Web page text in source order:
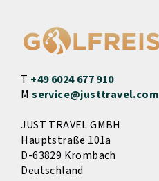
T +49 6024 677 910
Mservice@justtravel.com
JUST TRAVEL GMBH
Hauptstraße 101a
D-63829 Krombach
Deutschland